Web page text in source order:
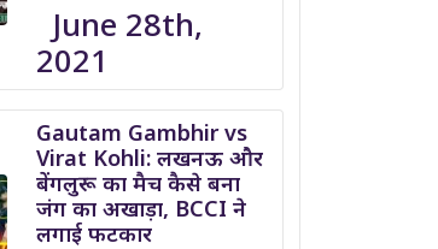
June 28th,
2021
Gautam Gambhir vs
Virat Kohli: लखनऊ और
बेंगलुरू का मैच कैसे बना
जंग का अखाड़ा, BCCI ने
लगाई फटकार